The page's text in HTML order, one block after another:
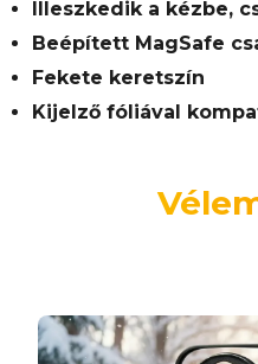
Illeszkedik a kézbe,
Beépített MagSafe
Fekete keretszín
Kijelző fóliával